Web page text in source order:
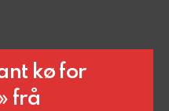
kø for
frå